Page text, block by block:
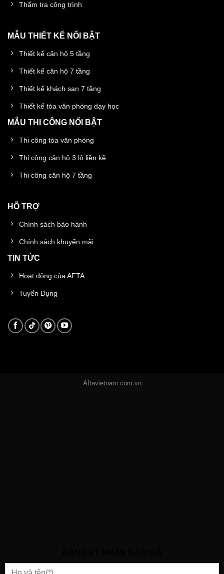
Thẩm tra công trình
MẪU THIẾT KẾ NỔI BẬT
Thiết kế căn hộ 5 tầng
Thiết kế căn hộ 7 tầng
Thiết kế khách sạn 7 tầng
Thiết kế tòa văn phòng dạy học
MẪU THI CÔNG NỔI BẬT
Thi công tòa văn phòng
Thi công căn hộ 3 lô liền kề
Thi công căn hộ 7 tầng
HỖ TRỢ
Chính sách bảo hành
Chính sách khuyến mãi
TIN TỨC
Hoạt động của AFTA
Tuyển Dụng
Aftavietnam.com.vn